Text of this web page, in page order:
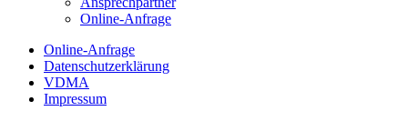
Online-Anfrage
Online-Anfrage
Datenschutzerklärung
VDMA
Impressum